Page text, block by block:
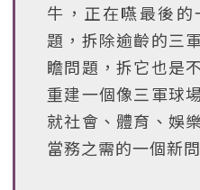
牛，正在嚥最後
題，拆除逾齡的三
瞻問題，拆它也是
重建一個像三軍球
就社會、體育、娛
當務之需的一個新